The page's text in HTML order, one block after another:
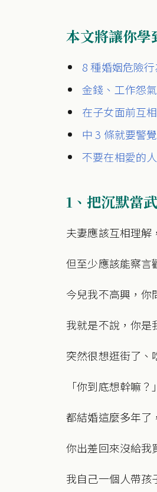
本文將讓你學
8 種婚姻危險
金錢、工作怨
在子女面前互
中 3 條就要警
不要在相愛的
1、把沉默當
夫妻應該互相理解
但至少應該能察言
今兒我不高興，你
我就是不說，你是
突然很想逛街了、
「你到底想幹嘛？
都結婚這麼多年了
你出差回來沒給我
我自己一個人帶